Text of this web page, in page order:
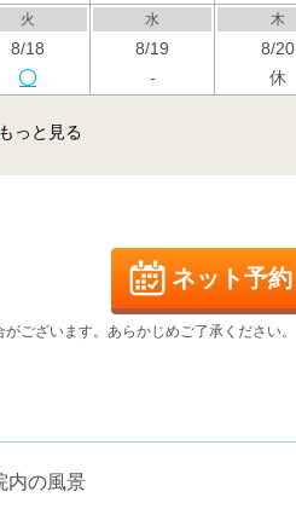
火
8/18
水
8/19
-
木
8/20
休
8/25
水
9/9
木
9/10
休
火
もっと見る
ネット予約
ございます。あらかじめご了承ください。